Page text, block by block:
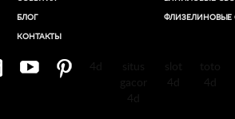
БЛОГ
КОНТАКТЫ
ФЛИЗЕЛИНОВЫЕ